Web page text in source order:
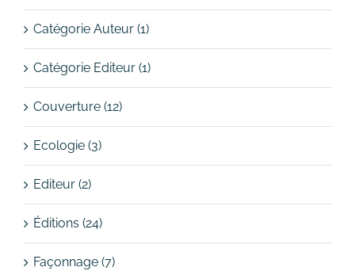
Catégorie Auteur (1)
Catégorie Editeur (1)
Couverture (12)
Ecologie (3)
Editeur (2)
Éditions (24)
Façonnage (7)